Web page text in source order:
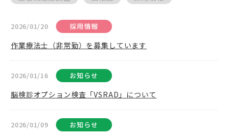
2026/01/20 採用情報
作業療法士（非常勤）を募集しています
2026/01/16 お知らせ
脳検診オプション検査「VSRAD」について
2026/01/09 お知らせ